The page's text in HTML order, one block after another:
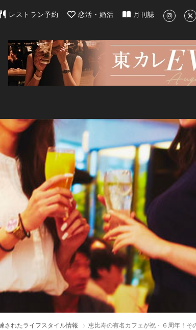
京カレンダー | 最新のグルメ、洗練されたライフスタイ
レストラン予約 恋活・婚活 月刊誌
されたライフスタイル情報 恵比寿の有名カフェが祝・６周年！